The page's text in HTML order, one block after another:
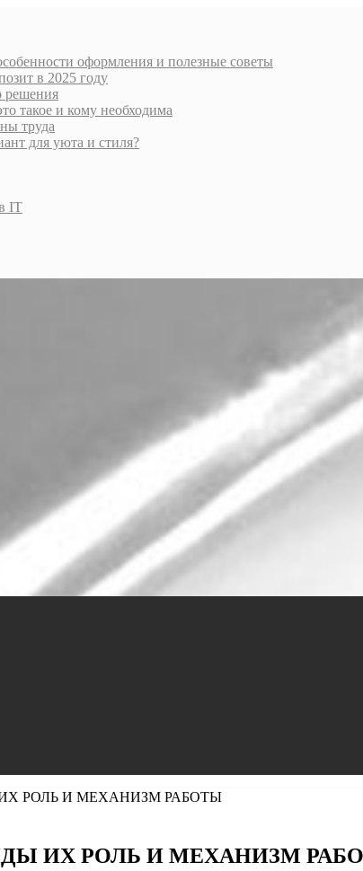
оформления и полезные советы
в 2025 году
решения
такое и кому необходима
труда
для уюта и стиля?
IT
РОЛЬ И МЕХАНИЗМ РАБОТЫ
ИХ РОЛЬ И МЕХАНИЗМ